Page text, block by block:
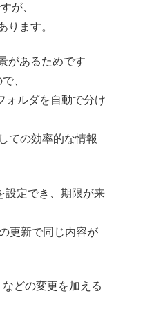
が、
ります。
があるためです
、
ォルダを自動で分け
ての効率的な情報
設定でき、期限が来
更新で同じ内容が
どの変更を加える